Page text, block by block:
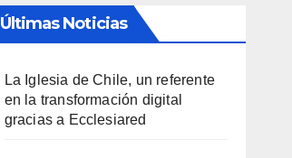
Últimas Noticias
La Iglesia de Chile, un referente
en la transformación digital
gracias a Ecclesiared